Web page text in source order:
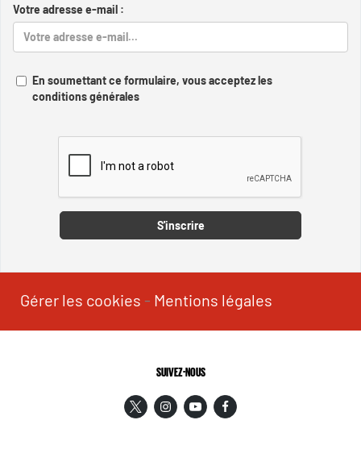
Votre adresse e-mail :
En soumettant ce formulaire, vous acceptez les
conditions générales
S'inscrire
Gérer les cookies - Mentions légales
SUIVEZ-NOUS